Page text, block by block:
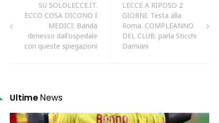
SU SOLOLECCE.IT.
ECCO COSA DICONO I
MEDICI: Banda
dimesso dall'ospedale
con queste spiegazioni
LECCE A RIPOSO 2
GIORNI. Testa alla
Roma. COMPLEANNO
DEL CLUB: parla Sticchi
Damiani
Ultime News